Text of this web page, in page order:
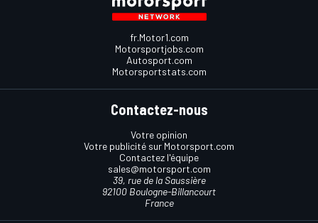
fr.Motor1.com
Motorsportjobs.com
Autosport.com
Motorsportstats.com
Contactez-nous
Votre opinion
Votre publicité sur Motorsport.com
Contactez l'équipe
sales@motorsport.com
39, rue de la Saussière
92100 Boulogne-Billancourt
France